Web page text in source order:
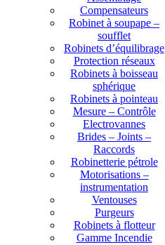
Compensateurs
Robinet à soupape –
soufflet
Robinets d’équilibrage
Protection réseaux
Robinets à boisseau
sphérique
Robinets à pointeau
Mesure – Contrôle
Electrovannes
Brides – Joints –
Raccords
Robinetterie pétrole
Motorisations –
instrumentation
Ventouses
Purgeurs
Robinets à flotteur
Gamme Incendie